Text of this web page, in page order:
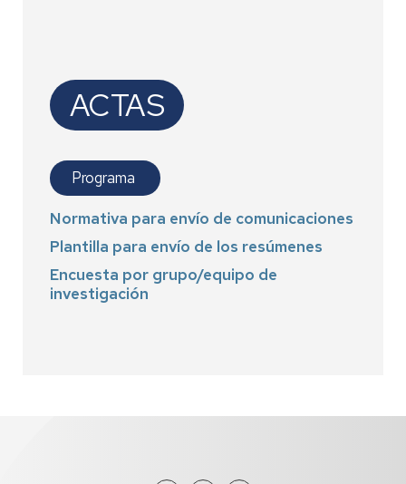
ACTAS
Programa
Normativa para envío de comunicaciones
Plantilla para envío de los resúmenes
Encuesta por grupo/equipo de
investigación